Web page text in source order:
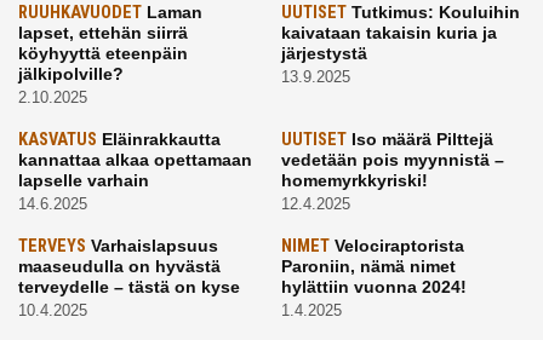
RUUHKAVUODET Laman
lapset, ettehän siirrä
köyhyyttä eteenpäin
jälkipolville?
2.10.2025
UUTISETTutkimus: Kouluihin
kaivataan takaisin kuria ja
järjestystä
13.9.2025
KASVATUS Eläinrakkautta
kannattaa alkaa opettamaan
lapselle varhain
14.6.2025
UUTISETIso määrä Pilttejä
vedetään pois myynnistä –
homemyrkkyriski!
12.4.2025
TERVEYS Varhaislapsuus
maaseudulla on hyvästä
terveydelle – tästä on kyse
10.4.2025
NIMETVelociraptorista
Paroniin, nämä nimet
hylättiin vuonna 2024!
1.4.2025